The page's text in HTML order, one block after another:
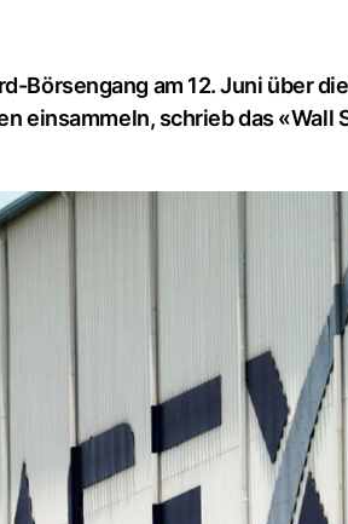
Börsengang am 12. Juni über
einsammeln, schrieb das «Wall